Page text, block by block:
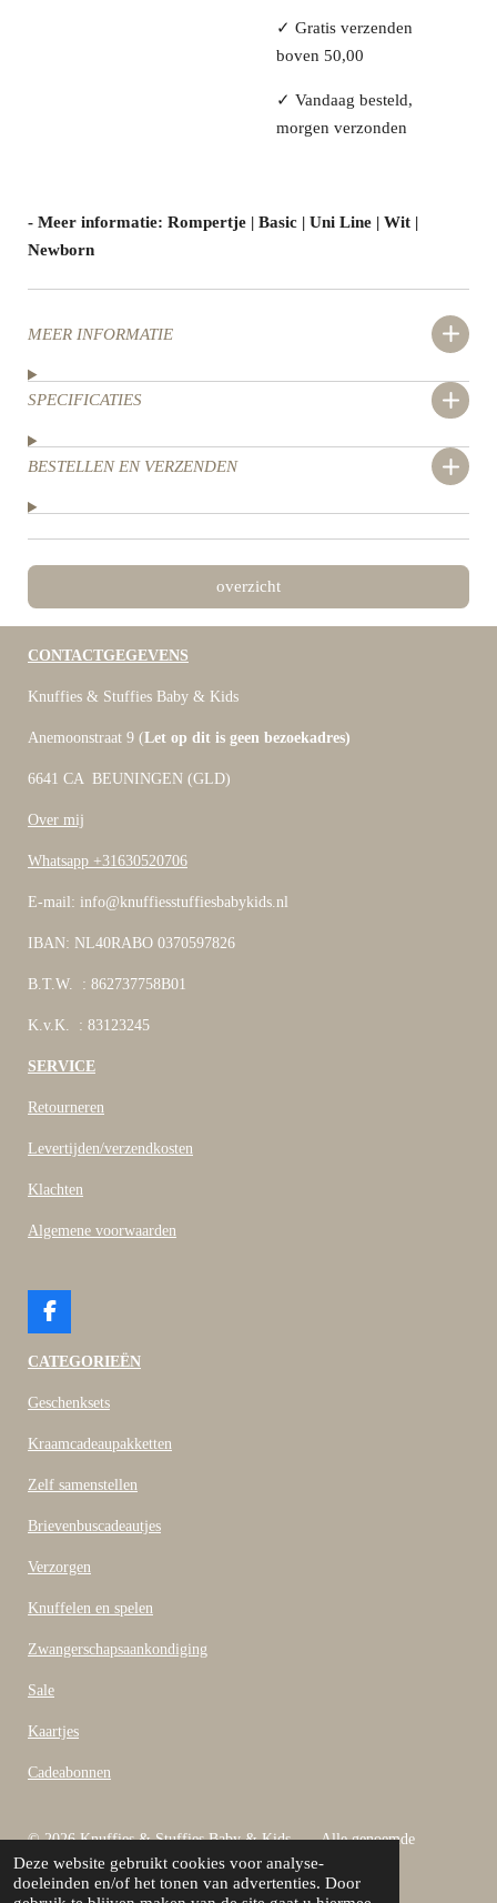
Deze website gebruikt cookies voor analyse-
doeleinden en/of het tonen van advertenties. Door
✓ Gratis verzenden
boven 50,00
✓ Vandaag besteld,
morgen verzonden
- Meer informatie: Rompertje | Basic | Uni Line | Wit |
Newborn
MEER INFORMATIE
SPECIFICATIES
BESTELLEN EN VERZENDEN
overzicht
CONTACTGEGEVENS
Knuffies & Stuffies Baby & Kids
Anemoonstraat 9 (Let op dit is geen bezoekadres)
6641 CA BEUNINGEN (GLD)
Over mij
Whatsapp +31630520706
E-mail: info@knuffiesstuffiesbabykids.nl
IBAN: NL40RABO 0370597826
B.T.W. : 862737758B01
K.v.K. : 83123245
SERVICE
Retourneren
Levertijden/verzendkosten
Klachten
Algemene voorwaarden
F
c
b
o
CATEGORIEËN
Geschenksets
Kraamcadeaupakketten
Zelf samenstellen
Brievenbuscadeautjes
Verzorgen
Knuffelen en spelen
Zwangerschapsaankondiging
Sale
Kaartjes
Cadeabonnen
© 2026 Knuffies & Stuffies Baby & Kids Alle genoemde
bedragen zijn inclusief B.T.W
Powered by JouwWeb